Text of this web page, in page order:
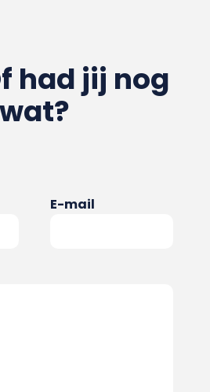
had jij nog
wat?
E-mail